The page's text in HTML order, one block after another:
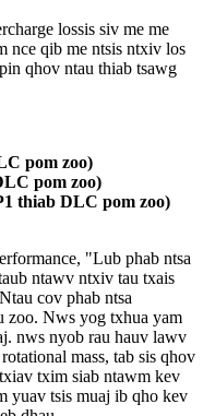
lossis siv me me
nce qib me ntsis ntxiv los
qhov ntau thiab tsawg
pom zoo)
pom zoo)
thiab DLC pom zoo)
"Lub phab ntsa
ntawv ntxiv tau txais
cov phab ntsa
zoo. Nws yog txhua yam
nws nyob rau hauv lawv
mass, tab sis qhov
txim siab ntawm kev
yuav tsis muaj ib qho kev